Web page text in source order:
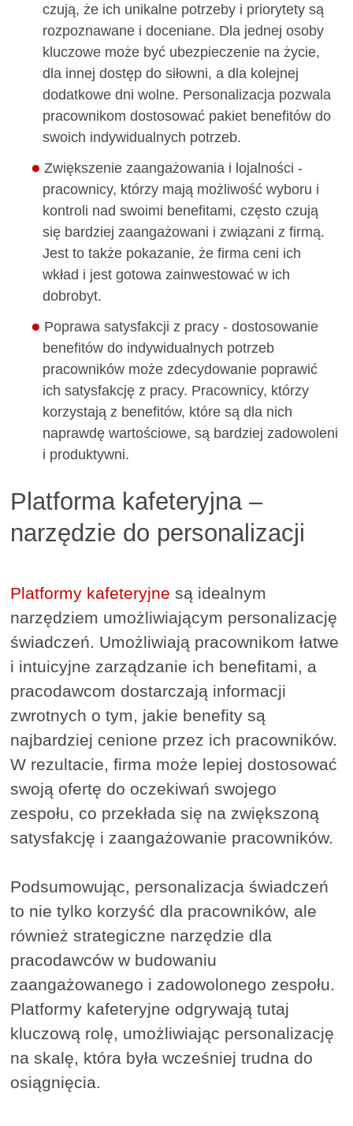
czują, że ich unikalne potrzeby i priorytety są
rozpoznawane i doceniane. Dla jednej osoby
kluczowe może być ubezpieczenie na życie,
dla innej dostęp do siłowni, a dla kolejnej
dodatkowe dni wolne. Personalizacja pozwala
pracownikom dostosować pakiet benefitów do
swoich indywidualnych potrzeb.
Zwiększenie zaangażowania i lojalności -
pracownicy, którzy mają możliwość wyboru i
kontroli nad swoimi benefitami, często czują
się bardziej zaangażowani i związani z firmą.
Jest to także pokazanie, że firma ceni ich
wkład i jest gotowa zainwestować w ich
dobrobyt.
Poprawa satysfakcji z pracy - dostosowanie
benefitów do indywidualnych potrzeb
pracowników może zdecydowanie poprawić
ich satysfakcję z pracy. Pracownicy, którzy
korzystają z benefitów, które są dla nich
naprawdę wartościowe, są bardziej zadowoleni
i produktywni.
Platforma kafeteryjna –
narzędzie do personalizacji
Platformy kafeteryjne są idealnym
narzędziem umożliwiającym personalizację
świadczeń. Umożliwiają pracownikom łatwe
i intuicyjne zarządzanie ich benefitami, a
pracodawcom dostarczają informacji
zwrotnych o tym, jakie benefity są
najbardziej cenione przez ich pracowników.
W rezultacie, firma może lepiej dostosować
swoją ofertę do oczekiwań swojego
zespołu, co przekłada się na zwiększoną
satysfakcję i zaangażowanie pracowników.
Podsumowując, personalizacja świadczeń
to nie tylko korzyść dla pracowników, ale
również strategiczne narzędzie dla
pracodawców w budowaniu
zaangażowanego i zadowolonego zespołu.
Platformy kafeteryjne odgrywają tutaj
kluczową rolę, umożliwiając personalizację
na skalę, która była wcześniej trudna do
osiągnięcia.